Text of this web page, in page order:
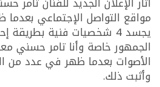
مواقع التواصل الإجتماعي
يجسد 4 شخصيات فنية بطريقة
الجمهور خاصة وأنا تامر حسني
الأصوات بعدما ظهر في عدد من
وأثبت ذلك.